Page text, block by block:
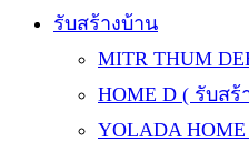
รับสร้างบ้าน
MITR THUM
HOME D ( รับส
YOLADA